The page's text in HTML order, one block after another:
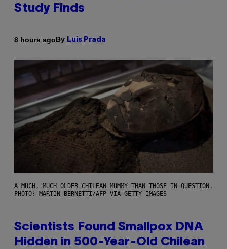
Study Finds
8 hours agoBy Luis Prada
A MUCH, MUCH OLDER CHILEAN MUMMY THAN THOSE IN QUESTION.
PHOTO: MARTIN BERNETTI/AFP VIA GETTY IMAGES
Scientists Found Smallpox DNA
Hidden in 500-Year-Old Chilean